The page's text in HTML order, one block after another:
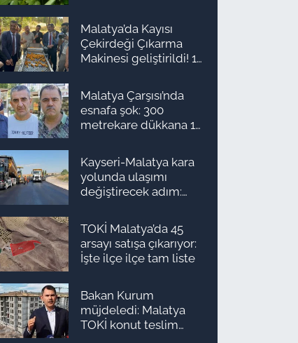
bakmıyor
Malatya’da Kayısı
Çekirdeği Çıkarma
Makinesi geliştirildi! 16
Malatya Çarşısı’nda
esnafa şok: 300
metrekare dükkana 1
Kayseri-Malatya kara
yolunda ulaşımı
değiştirecek adım:
TOKİ Malatya’da 45
arsayı satışa çıkarıyor:
İşte ilçe ilçe tam liste
Bakan Kurum
müjdeledi: Malatya
TOKİ konut teslim